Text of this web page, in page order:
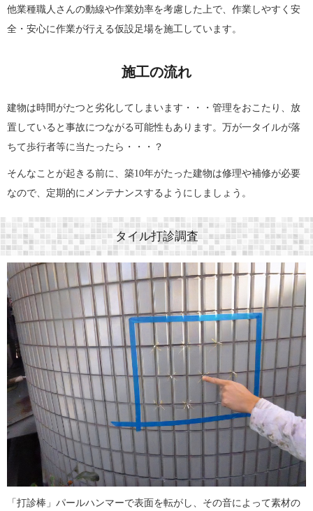
他業種職人さんの動線や作業効率を考慮した上で、作業しやすく安
全・安心に作業が行える仮設足場を施工しています。
施工の流れ
建物は時間がたつと劣化してしまいます・・・管理をおこたり、放
置していると事故につながる可能性もあります。万が一タイルが落
ちて歩行者等に当たったら・・・？
そんなことが起きる前に、築10年がたった建物は修理や補修が必要
なので、定期的にメンテナンスするようにしましょう。
タイル打診調査
「打診棒」パールハンマーで表面を転がし、その音によって素材の